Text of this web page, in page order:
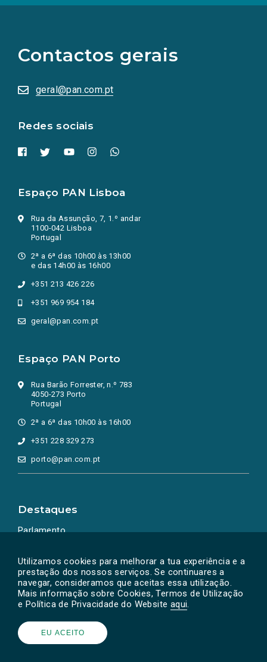
Utilizamos cookies para melhorar a tua experiência e a
prestação dos nossos serviços. Se continuares a
navegar, consideramos que aceitas essa utilização.
Mais informação sobre Cookies, Termos de Utilização
e Política de Privacidade do Website aqui.
EU ACEITO
Contactos gerais
geral@pan.com.pt
Redes sociais
redes
sociais
numa
nova
Espaço PAN Lisboa
Rua da Assunção, 7, 1.º andar
1100-042 Lisboa
Portugal
2ª a 6ª das 10h00 às 13h00
e das 14h00 às 16h00
+351 213 426 226
+351 969 954 184
geral@pan.com.pt
Espaço PAN Porto
Rua Barão Forrester, n.º 783
4050-273 Porto
Portugal
2ª a 6ª das 10h00 às 16h00
+351 228 329 273
porto@pan.com.pt
Destaques
Parlamento
Powered by © PAN 2026